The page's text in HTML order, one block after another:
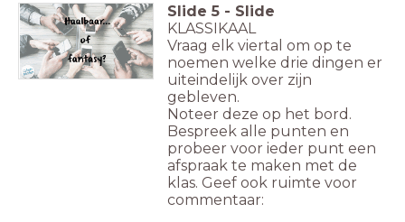
Slide 5 - Slide
KLASSIKAAL
Vraag elk viertal om op te
noemen welke drie dingen er
uiteindelijk over zijn
gebleven.
Noteer deze op het bord.
Bespreek alle punten en
probeer voor ieder punt een
afspraak te maken met de
klas. Geef ook ruimte voor
commentaar: